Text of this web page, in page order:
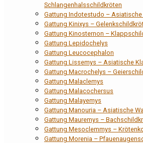
Schlangenhalsschildkröten
Gattung Indotestudo –
Gattung Kinixys –
Gattung Kinosternon –
Gattung Lepidochelys
Gattung Leucocephalon
Gattung Lissemys – Asiatische
Gattung Macrochelys –
Gattung Malaclemys
Gattung Malacochersus
Gattung Malayemys
Gattung Manouria – Asiatische
Gattung Mauremys –
Gattung Mesoclemmys –
Gattung Morenia –